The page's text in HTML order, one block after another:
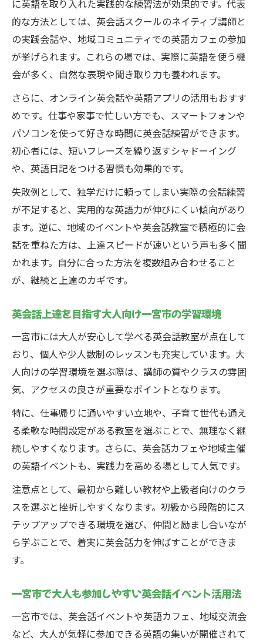
に英語を取り入れた実践的な練習法が効果的です。代表
的な方法としては、英会話スクールのネイティブ講師と
の実践会話や、地域コミュニティでの英語カフェの参加
が挙げられます。これらの場では、実際に英語を使う機
会が多く、自然な表現や聞き取り力も養われます。
さらに、オンライン英会話や英語アプリの活用もおすす
めです。仕事や家事で忙しい方でも、スマートフォンや
パソコンを使って好きな時間に英会話練習ができます。
初心者には、短いフレーズを繰り返すシャドーイング
や、英語日記をつける習慣も効果的です。
失敗例として、独学だけに頼ってしまい実際の会話練習
が不足すると、実用的な英語力が伸びにくい傾向があり
ます。逆に、地域のイベントや英会話教室で積極的に会
話を重ねた方は、上達スピードが速いという声も多く聞
かれます。自分に合った方法を複数組み合わせること
が、継続と上達のカギです。
英会話上達を目指す大人向け一宮市の学習環境
一宮市には大人が安心して学べる英会話教室が点在して
おり、個人や少人数制のレッスンも充実しています。大
人向けの学習環境を選ぶ際は、講師の質やクラスの雰囲
気、アクセスの良さが重要なポイントとなります。
特に、仕事帰りに通いやすい立地や、子育て世代も通え
る柔軟な時間設定がある教室を選ぶことで、無理なく継
続しやすくなります。さらに、英会話カフェや地域主催
の英語イベントも、実践力を高める場として人気です。
注意点として、最初から難しい教材や上級者向けのクラ
スを選ぶと挫折しやすくなります。初級から段階的にス
テップアップできる環境を選び、仲間と励まし合いなが
ら学ぶことで、着実に英会話力を伸ばすことができま
す。
一宮市で大人も参加しやすい英会話イベント活用法
一宮市では、英会話イベントや英語カフェ、地域交流会
など、大人が気軽に参加できる英語の集いが開催されて